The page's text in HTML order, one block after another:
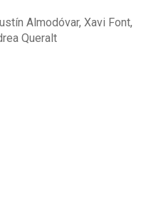
Almodóvar, Xavi Font,
Queralt